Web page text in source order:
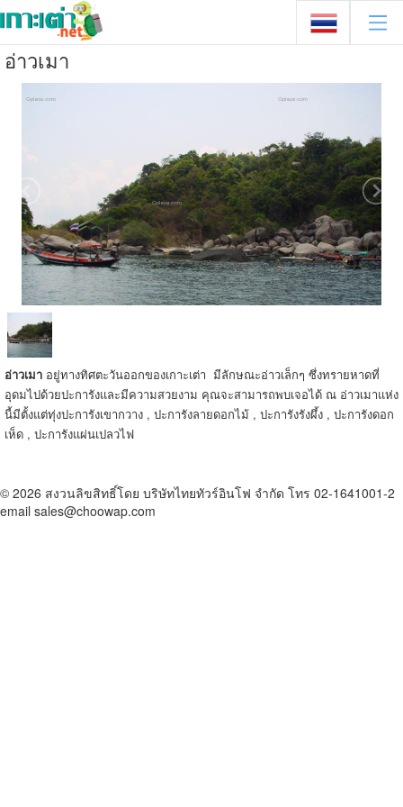
อ่าวเมา
อ่าวเมา อยู่ทางทิศตะวันออกของเกาะเต่า มีลักษณะอ่าวเล็กๆ ซึ่งทรายหาดที่
อุดมไปด้วยปะการังและมีความสวยงาม คุณจะสามารถพบเจอได้ ณ อ่าวเมาแห่ง
นี้มีตั้งแต่ทุ่งปะการังเขากวาง , ปะการังลายดอกไม้ , ปะการังรังผึ้ง , ปะการังดอก
เห็ด , ปะการังแผ่นเปลวไฟ
© 2026 สงวนลิขสิทธิ์โดย บริษัทไทยทัวร์อินโฟ จำกัด โทร 02-1641001-2
email sales@choowap.com